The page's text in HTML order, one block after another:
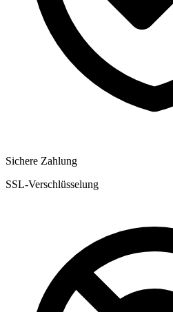
Sichere Zahlung
SSL-Verschlüsselung